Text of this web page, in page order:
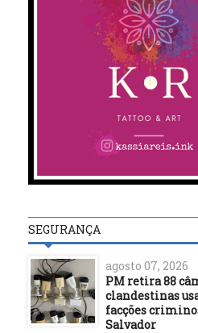
SEGURANÇA
agosto 07, 2026
PM retira 88
clandestinas
facções
Salvador